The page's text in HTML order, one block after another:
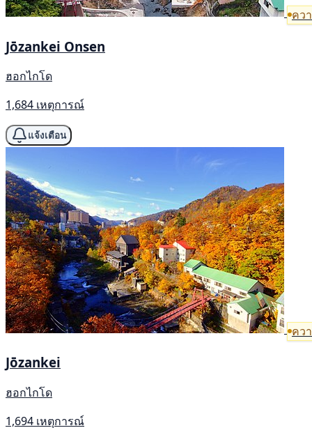
คว
Jōzankei Onsen
ฮอกไกโด
1,684 เหตุการณ์
แจ้งเตือน
คว
Jōzankei
ฮอกไกโด
1,694 เหตุการณ์